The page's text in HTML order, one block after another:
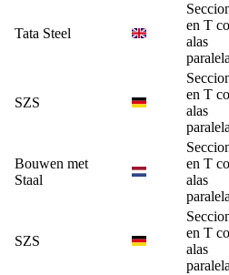
Tata Steel
en T
alas
SZS
en T
alas
Bouwen met
Staal
en T
alas
SZS
en T
alas